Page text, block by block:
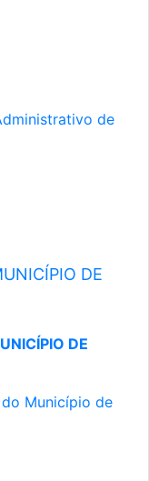
de
DE
DE
Município de